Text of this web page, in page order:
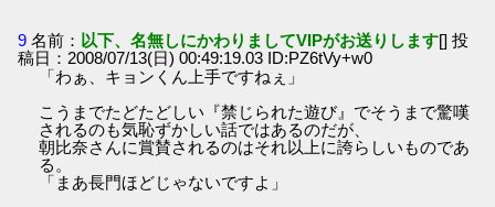
9 名前： 以下、名無しにかわりましてVIPがお送りします[] 投
稿日：2008/07/13(日) 00:49:19.03 ID:PZ6tVy+w0
「わぁ、キョンくん上手ですねぇ」
こうまでたどたどしい『禁じられた遊び』でそうまで驚嘆
されるのも気恥ずかしい話ではあるのだが、
朝比奈さんに賞賛されるのはそれ以上に誇らしいものであ
る。
「まあ長門ほどじゃないですよ」